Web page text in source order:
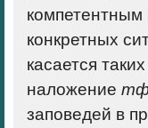
компетентным
конкретных
касается
наложение
заповедей в